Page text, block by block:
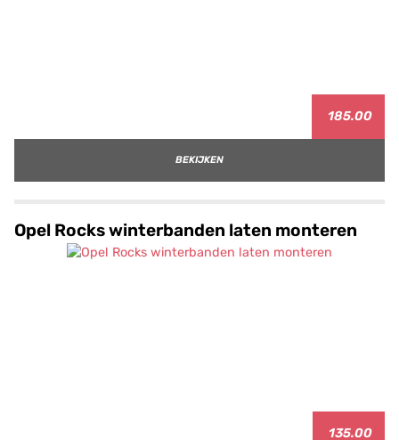
185.00
BEKIJKEN
Opel Rocks winterbanden laten monteren
135.00